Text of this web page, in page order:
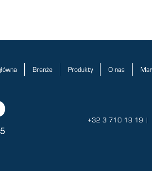
Branże Produkty O nas
+32 3 710 19 19 |